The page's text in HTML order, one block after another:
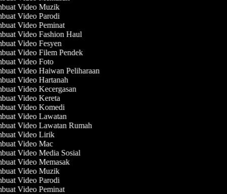
Video Muzik
Video Parodi
Video Peminat
Video Fashion Haul
Video Fesyen
Video Filem Pendek
Video Foto
Video Haiwan Peliharaan
Video Hartanah
Video Kecergasan
Video Kereta
Video Komedi
Video Lawatan
Video Lawatan Rumah
Video Lirik
Video Mac
Video Media Sosial
Video Memasak
Video Muzik
Video Parodi
Video Peminat